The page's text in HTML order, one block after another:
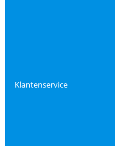
Klantenservice